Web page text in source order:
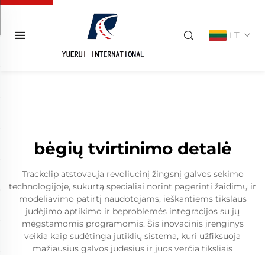
LT
bėgių tvirtinimo detalė
Trackclip atstovauja revoliucinį žingsnį galvos sekimo
technologijoje, sukurtą specialiai norint pagerinti žaidimų ir
modeliavimo patirtį naudotojams, ieškantiems tikslaus
judėjimo aptikimo ir beproblemės integracijos su jų
mėgstamomis programomis. Šis inovacinis įrenginys
veikia kaip sudėtinga jutiklių sistema, kuri užfiksuoja
mažiausius galvos judesius ir juos verčia tiksliais